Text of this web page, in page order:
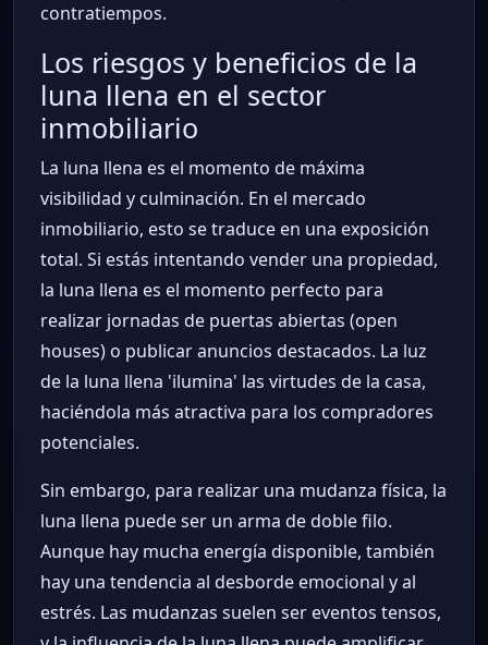
contratiempos.
Los riesgos y beneficios de la
luna llena en el sector
inmobiliario
La luna llena es el momento de máxima
visibilidad y culminación. En el mercado
inmobiliario, esto se traduce en una exposición
total. Si estás intentando vender una propiedad,
la luna llena es el momento perfecto para
realizar jornadas de puertas abiertas (open
houses) o publicar anuncios destacados. La luz
de la luna llena 'ilumina' las virtudes de la casa,
haciéndola más atractiva para los compradores
potenciales.
Sin embargo, para realizar una mudanza física, la
luna llena puede ser un arma de doble filo.
Aunque hay mucha energía disponible, también
hay una tendencia al desborde emocional y al
estrés. Las mudanzas suelen ser eventos tensos,